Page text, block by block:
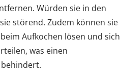
Würden sie in den
störend. Zudem können sie
Aufkochen lösen und sich
was einen